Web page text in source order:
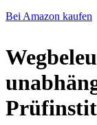
Bei Amazon kaufen